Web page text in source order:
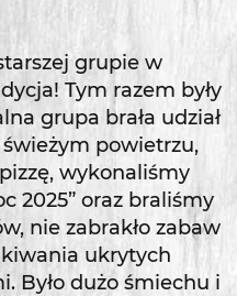
grupie w
Tym razem były
grupa brała udział
powietrzu,
wykonaliśmy
2025” oraz braliśmy
nie zabrakło zabaw
ukrytych
Było dużo śmiechu i